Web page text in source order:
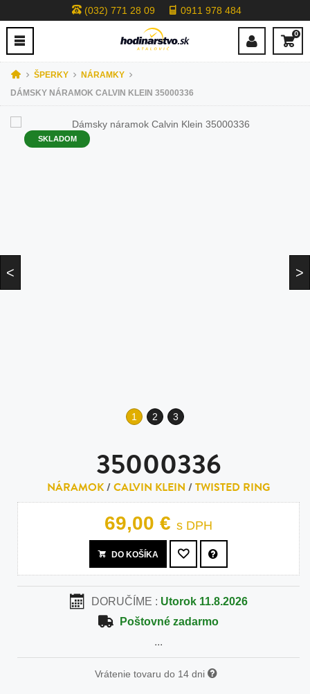
(032) 771 28 09 0911 978 484
0
ŠPERKY
NÁRAMKY
DÁMSKY NÁRAMOK CALVIN KLEIN 35000336
SKLADOM
1 2 3
35000336
NÁRAMOK/CALVIN KLEIN /TWISTED RING
69,00 € s DPH
DO KOŠÍKA
DORUČÍME : Utorok 11.8.2026
Poštovné zadarmo
...
Vrátenie tovaru do 14 dni